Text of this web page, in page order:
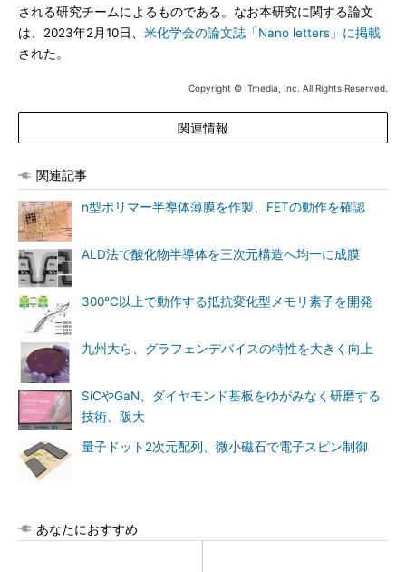
される研究チームによるものである。なお本研究に関する論文
は、2023年2月10日、 米化学会の論文誌「Nano letters」に掲載
された。
Copyright © ITmedia, Inc. All Rights Reserved.
関連情報
関連記事
n型ポリマー半導体薄膜を作製、FETの動作を確認
ALD法で酸化物半導体を三次元構造へ均一に成膜
300℃以上で動作する抵抗変化型メモリ素子を開発
九州大ら、グラフェンデバイスの特性を大きく向上
SiCやGaN、ダイヤモンド基板をゆがみなく研磨する
技術、阪大
量子ドット2次元配列、微小磁石で電子スピン制御
あなたにおすすめ